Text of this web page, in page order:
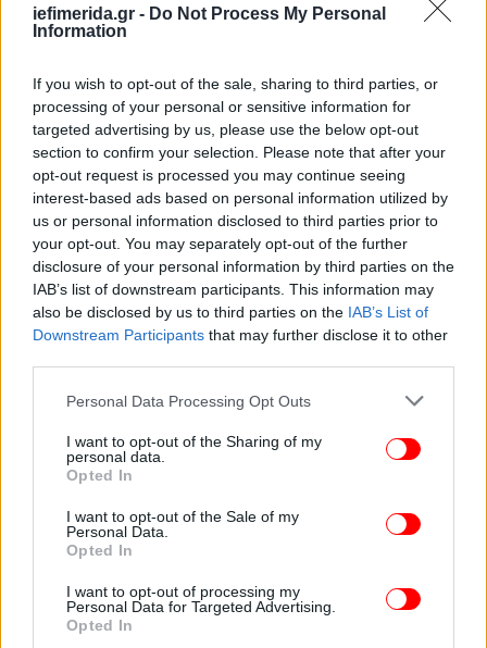
iefimerida.gr - Do Not Process My Personal
Information
If you wish to opt-out of the sale, sharing to third parties, or
processing of your personal or sensitive information for
targeted advertising by us, please use the below opt-out
section to confirm your selection. Please note that after your
opt-out request is processed you may continue seeing
interest-based ads based on personal information utilized by
us or personal information disclosed to third parties prior to
your opt-out. You may separately opt-out of the further
disclosure of your personal information by third parties on the
IAB’s list of downstream participants. This information may
also be disclosed by us to third parties on the IAB’s List of
Downstream Participants that may further disclose it to other
Please note that this website/app uses one or more Google
not limited to your visit or usage behaviour. You may click to
grant or deny consent to Google and its third-party tags to
use your data for below specified purposes in below Google
consent section.
Personal Data Processing Opt Outs
I want to opt-out of the Sharing of my
personal data.
Opted In
I want to opt-out of the Sale of my
Personal Data.
Opted In
I want to opt-out of processing my
Personal Data for Targeted Advertising.
Opted In
ΕΛΛΑΔΑ 21/07/2026 14:18
Traffic Commander: Το νέο smart σύστημα
διαχείρισης της κυκλοφορίας στην Αττική με
κάμερες και drones -Πώς λειτουργεί